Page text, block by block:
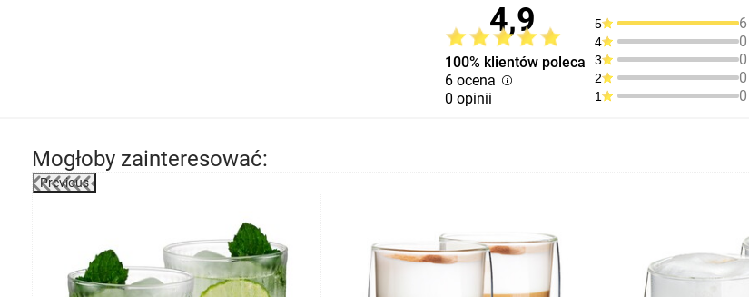
4,9
100% klientów poleca
6 ocena
0 opinii
5 6
4 0
3 0
2 0
1 0
Mogłoby zainteresować:
Previous